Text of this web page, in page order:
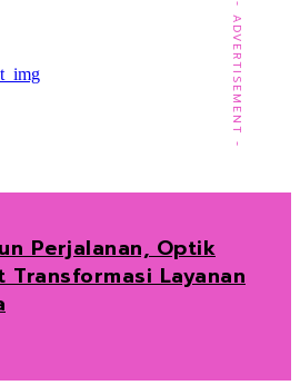
- ADVERTISEMENT -
Perjalanan, Optik
Transformasi Layanan